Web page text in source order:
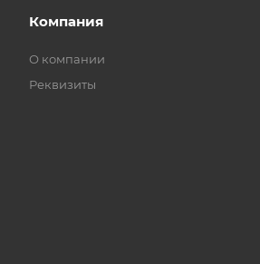
Компания
О компании
Реквизиты